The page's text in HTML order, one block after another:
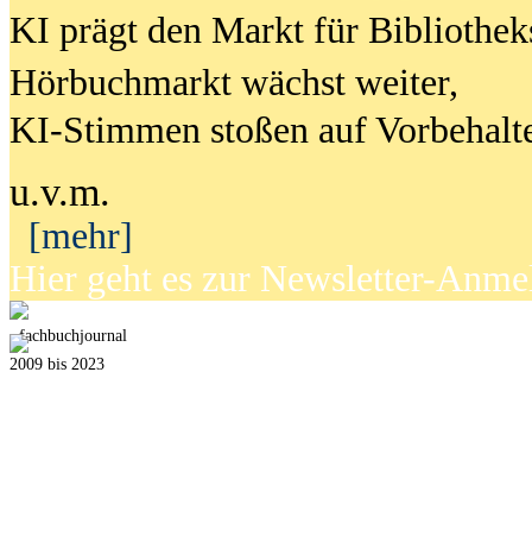
KI prägt den Markt für
Hörbuchmarkt wächst weiter,
KI-Stimmen stoßen auf
u.v.m.
[mehr]
Hier geht es zur Newsletter-
fachbuchjournal
2009 bis 2023